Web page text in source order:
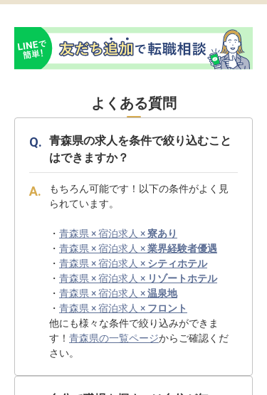
よくある質問
青森県の求人を条件で絞り込むこと
はできますか？
もちろん可能です！以下の条件がよく見
られています。
・ 青森県 × 宿泊求人 ×寮あり
・ 青森県 × 宿泊求人 ×業界経験者優遇
・ 青森県 × 宿泊求人 × シティホテル
・ 青森県 × 宿泊求人 × リゾートホテル
・ 青森県 × 宿泊求人 ×温泉地
・ 青森県 × 宿泊求人 × フロント
他にも様々な条件で絞り込みができま
す！ 青森県の一覧ページからご確認くだ
さい。